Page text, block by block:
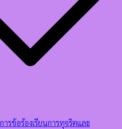
ารข้อร้องเรียนการทุจริตและ